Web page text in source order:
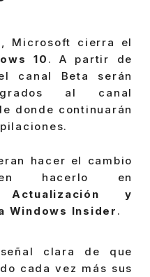
Microsoft cierra el
10 . A partir de
canal Beta serán
al canal
donde continuarán
hacer el cambio
hacerlo en
y
Windows Insider .
clara de que
cada vez más sus